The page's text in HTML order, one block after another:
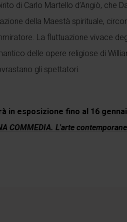
di Carlo Martello d’Angiò, che
della Maestà spirituale,
La fluttuazione vivace
delle opere religiose di
gli spettatori.
in esposizione fino al 16
COMMEDIA. L'arte